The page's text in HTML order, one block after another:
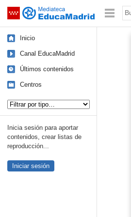
Saltar navegación
Inicio
Canal EducaMadrid
Últimos contenidos
Centros
Inicia sesión para aportar
contenidos, crear listas de
reproducción...
Iniciar sesión